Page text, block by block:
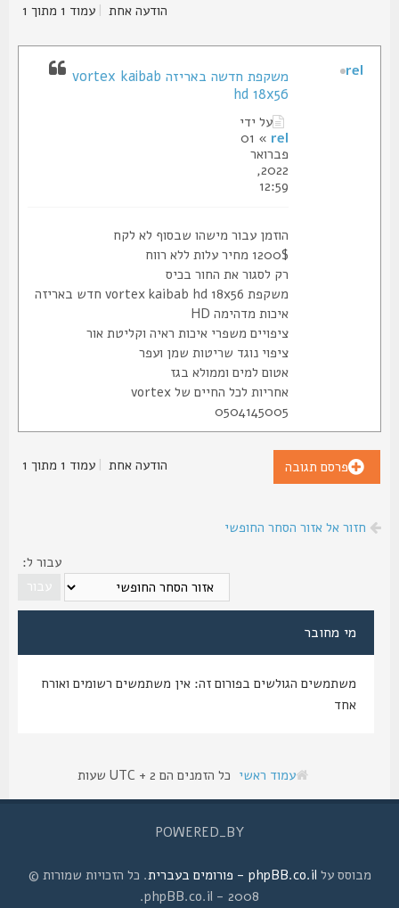
הודעה אחת |עמוד1מתוך1
משקפת חדשה באריזה vortex kaibab
hd 18x56
על ידי
» 01
פברואר
2022,
12:59
הוזמן עבור מישהו שבסוף לא לקח
1200$ מחיר עלות ללא רווח
רק לסגור את החור בכיס
משקפת vortex kaibab hd 18x56 חדש באריזה
איכות מדהימה HD
ציפויים משפרי איכות ראיה וקליטת אור
ציפוי נוגד שריטות שמן ועפר
אטום למים וממולא בגז
אחריות לכל החיים של vortex
0504145005
פרסם תגובה הודעה אחת |עמוד1מתוך1
חזור אל אזור הסחר החופשי
עבור ל:
מי מחובר
משתמשים הגולשים בפורום זה: אין משתמשים רשומים ואורח
עמוד ראשי כל הזמנים הם UTC + 2 שעות
POWERED_BY
מבוסס עלphpBB.co.il - פורומים בעברית
. כל הזכויות שמורות ©
2008 - phpBB.co.il.